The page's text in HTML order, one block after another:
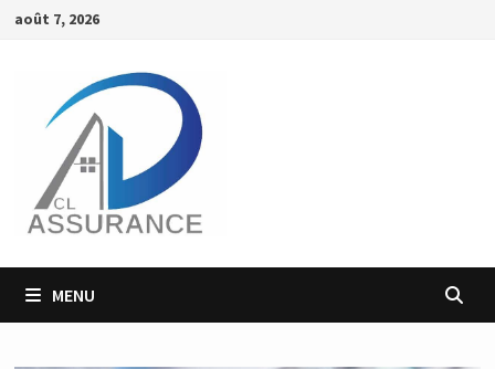
Passer
août 7, 2026
MENU